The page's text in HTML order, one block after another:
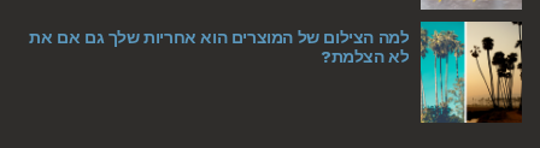
למה הצילום של המוצרים הוא אחריות שלך גם אם את
לא הצלמת?